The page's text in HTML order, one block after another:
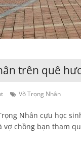
trên quê
Võ Trọng Nhân
Nhân cựu học
vợ chồng bạn tham